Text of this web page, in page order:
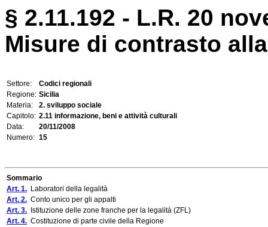
§ 2.11.192 - L.R. 20
Misure di contrasto
Settore:
Codici regionali
Regione: Sicilia
Materia:
2. sviluppo sociale
Capitolo: 2.11 informazione, beni e attività culturali
Data:
20/11/2008
Numero: 15
Sommario
Art. 1. Laboratori della legalità
Art. 2. Conto unico per gli appalti
Art. 3. Istituzione delle zone franche per la legalità (ZFL)
Art. 4. Costituzione di parte civile della Regione